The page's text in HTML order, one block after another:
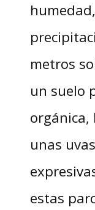
metros
un suelo
orgánica,
unas
estas